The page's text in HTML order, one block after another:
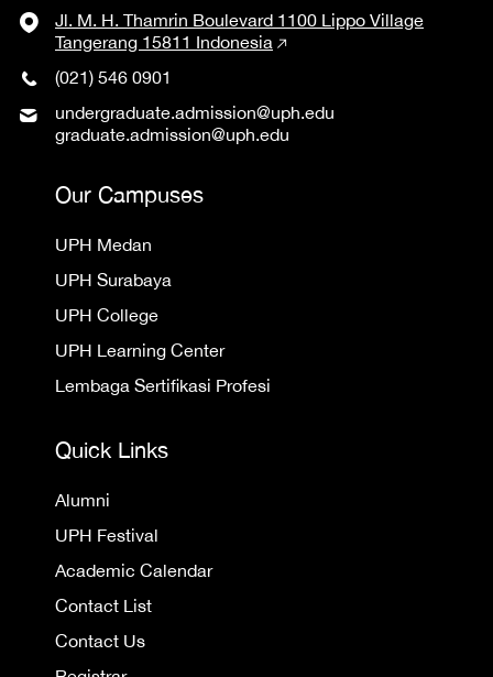
Jl. M. H. Thamrin Boulevard 1100 Lippo Village
Tangerang 15811 Indonesia
(021) 546 0901
undergraduate.admission@uph.edu
graduate.admission@uph.edu
Our Campuses
UPH Medan
UPH Surabaya
UPH College
UPH Learning Center
Lembaga Sertifikasi Profesi
Quick Links
Alumni
UPH Festival
Academic Calendar
Contact List
Contact Us